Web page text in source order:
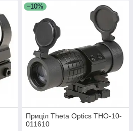
–10%
Приціл Theta Optics THO-10-
011610